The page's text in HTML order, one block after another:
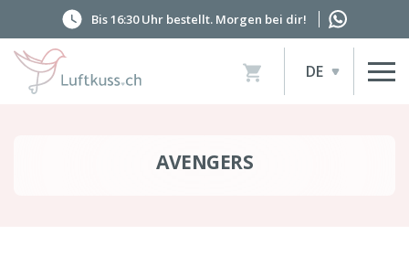
Bis 16:30 Uhr bestellt. Morgen bei dir!
Artikel
DE
AVENGERS